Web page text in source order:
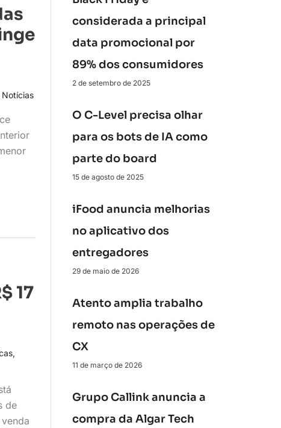
Notícias
17
,
de
considerada a principal
data promocional por
89% dos consumidores
2 de setembro de 2025
O C-Level precisa olhar
para os bots de IA como
parte do board
15 de agosto de 2025
iFood anuncia melhorias
no aplicativo dos
entregadores
29 de maio de 2026
Atento amplia trabalho
remoto nas operações de
CX
11 de março de 2026
Grupo Callink anuncia a
compra da Algar Tech